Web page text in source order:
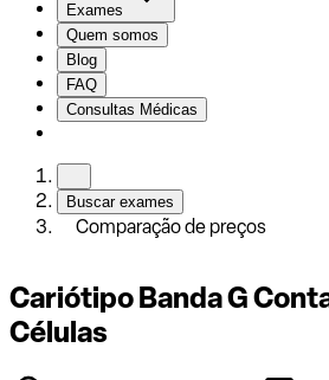
Exames
Quem somos
Blog
FAQ
Consultas Médicas
Buscar exames
Comparação de preços
Cariótipo Banda G
Células